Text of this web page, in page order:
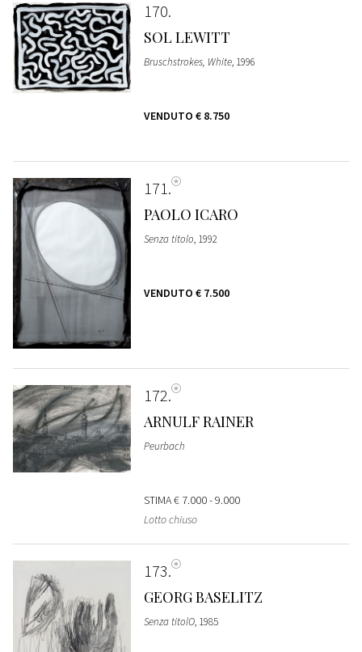
170
SOL LEWITT
Bruschstrokes, White, 1996
VENDUTO € 8.750
171
PAOLO ICARO
Senza titolo, 1992
VENDUTO € 7.500
172
ARNULF RAINER
Peurbach
STIMA€ 7.000 - 9.000
Lotto chiuso
173
GEORG BASELITZ
Senza titolO, 1985